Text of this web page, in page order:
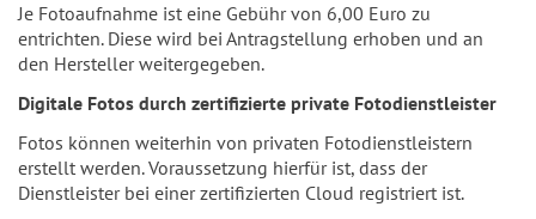
Je Fotoaufnahme ist eine Gebühr von 6,00 Euro zu
entrichten. Diese wird bei Antragstellung erhoben und an
den Hersteller weitergegeben.
Digitale Fotos durch zertifizierte private Fotodienstleister
Fotos können weiterhin von privaten Fotodienstleistern
erstellt werden. Voraussetzung hierfür ist, dass der
Dienstleister bei einer zertifizierten Cloud registriert ist.